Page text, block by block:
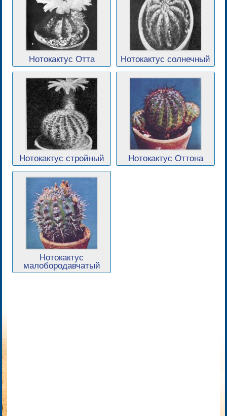
Нотокактус Отта Нотокактус солнечный
Нотокактус стройный Нотокактус Оттона
Нотокактус
малобородавчатый